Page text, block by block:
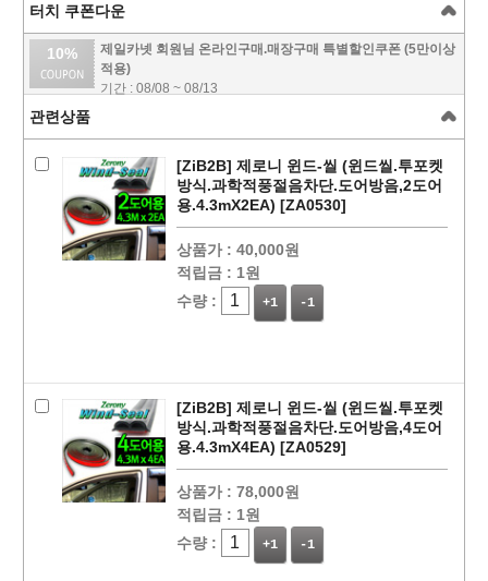
PAYCO 바로
터치 쿠폰다운
10%
제일카넷 회원님 온라인구매.매장구매 특별할인쿠폰 (5만이상
적용)
기간 : 08/08 ~ 08/13
관련상품
[ZiB2B] 제로니 윈드-씰 (윈드씰.투포켓
방식.과학적풍절음차단.도어방음,2도어
용.4.3mX2EA) [ZA0530]
상품가 : 40,000원
적립금 : 1원
수량 :
+1 -1
[ZiB2B] 제로니 윈드-씰 (윈드씰.투포켓
방식.과학적풍절음차단.도어방음,4도어
용.4.3mX4EA) [ZA0529]
상품가 : 78,000원
적립금 : 1원
수량 :
+1 -1